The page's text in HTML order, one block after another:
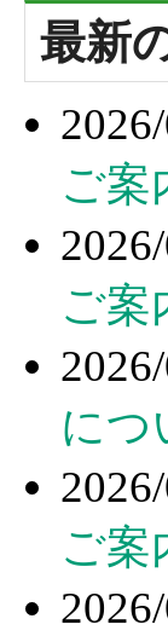
最新
ご案
ご案
に
ご案